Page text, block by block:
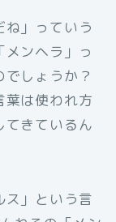
」っていう
ンヘラ」っ
しょうか？
葉は使われ方
てきているん
ス」という言